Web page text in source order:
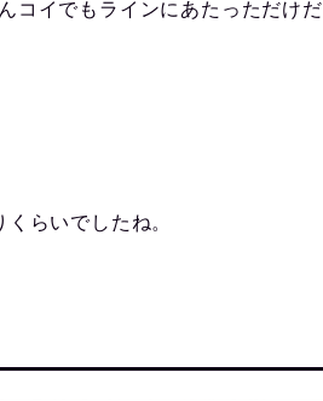
コイでもラインにあたっただけだ
らいでしたね。